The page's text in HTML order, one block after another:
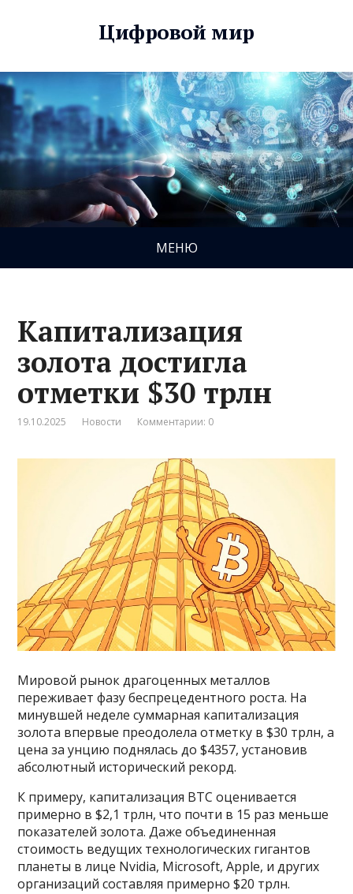
Цифровой мир
МЕНЮ
Капитализация
золота достигла
отметки $30 трлн
19.10.2025 Новости Комментарии: 0
Мировой рынок драгоценных металлов
переживает фазу беспрецедентного роста. На
минувшей неделе суммарная капитализация
золота впервые преодолела отметку в $30 трлн, а
цена за унцию поднялась до $4357, установив
абсолютный исторический рекорд.
К примеру, капитализация BTC оценивается
примерно в $2,1 трлн, что почти в 15 раз меньше
показателей золота. Даже объединенная
стоимость ведущих технологических гигантов
планеты в лице Nvidia, Microsoft, Apple, и других
организаций составляя примерно $20 трлн.